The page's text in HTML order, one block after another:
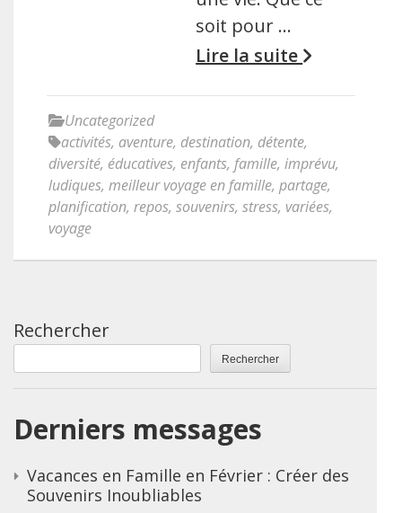
soit pour …
Lire la suite
Uncategorized
activités, aventure, destination, détente,
diversité, éducatives, enfants, famille, imprévu,
ludiques, meilleur voyage en famille, partage,
planification, repos, souvenirs, stress, variées,
voyage
Rechercher
Rechercher
Derniers messages
Vacances en Famille en Février : Créer des
Souvenirs Inoubliables